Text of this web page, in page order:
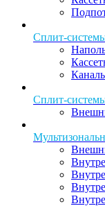
Сплит-
Сплит-